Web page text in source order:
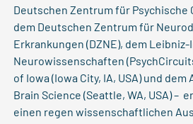
Deutschen Zentrum für Psychische
dem Deutschen Zentrum für
Erkrankungen (DZNE), dem
Neurowissenschaften
of Iowa (Iowa City, IA, USA) und
Brain Science (Seattle, WA, USA) –
einen regen wissenschaftlichen